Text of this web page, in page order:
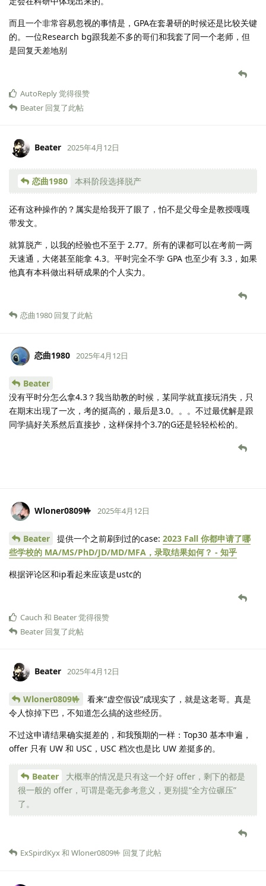
而且一个非常容易忽视的事情是，GPA在套暑研的时候还是比较关键
的。一位Research bg跟我差不多的哥们和我套了同一个老师，但
是回复天差地别
AutoReply觉得很赞
Beater 回复了此帖
Beater 2025年4月12日
恋曲1980 本科阶段选择脱产
还有这种操作的？属实是给我开了眼了，怕不是父母全是教授嘎嘎
带发文。
就算脱产，以我的经验也不至于 2.77。所有的课都可以在考前一两
天速通，大佬甚至能拿 4.3。平时完全不学 GPA 也至少有 3.3，如果
他真有本科做出科研成果的个人实力。
恋曲1980 回复了此帖
恋曲1980 2025年4月12日
Beater
没有平时分怎么拿4.3？我当助教的时候，某同学就直接玩消失，只
在期末出现了一次，考的挺高的，最后是3.0。。。不过最优解是跟
同学搞好关系然后直接抄，这样保持个3.7的G还是轻轻松松的。
Wloner0809🤟 2025年4月12日
Beater 提供一个之前刷到过的case: 2023 Fall 你都申请了哪
些学校的 MA/MS/PhD/JD/MD/MFA，录取结果如何？ - 知乎
根据评论区和ip看起来应该是ustc的
Cauch 和 Beater觉得很赞
Beater 回复了此帖
Beater 2025年4月12日
Wloner0809🤟
看来“虚空假设”成现实了，就是这老哥。真是
令人惊掉下巴，不知道怎么搞的这些经历。
不过这申请结果确实挺差的，和我预期的一样：Top30 基本申遍，
offer 只有 UW 和 USC，USC 档次也是比 UW 差挺多的。
Beater
大概率的情况是只有这一个好 offer，剩下的都是
很一般的 offer，可谓是毫无参考意义，更别提“全方位碾压”
了。
ExSpirdKyx和 Wloner0809🤟 回复了此帖